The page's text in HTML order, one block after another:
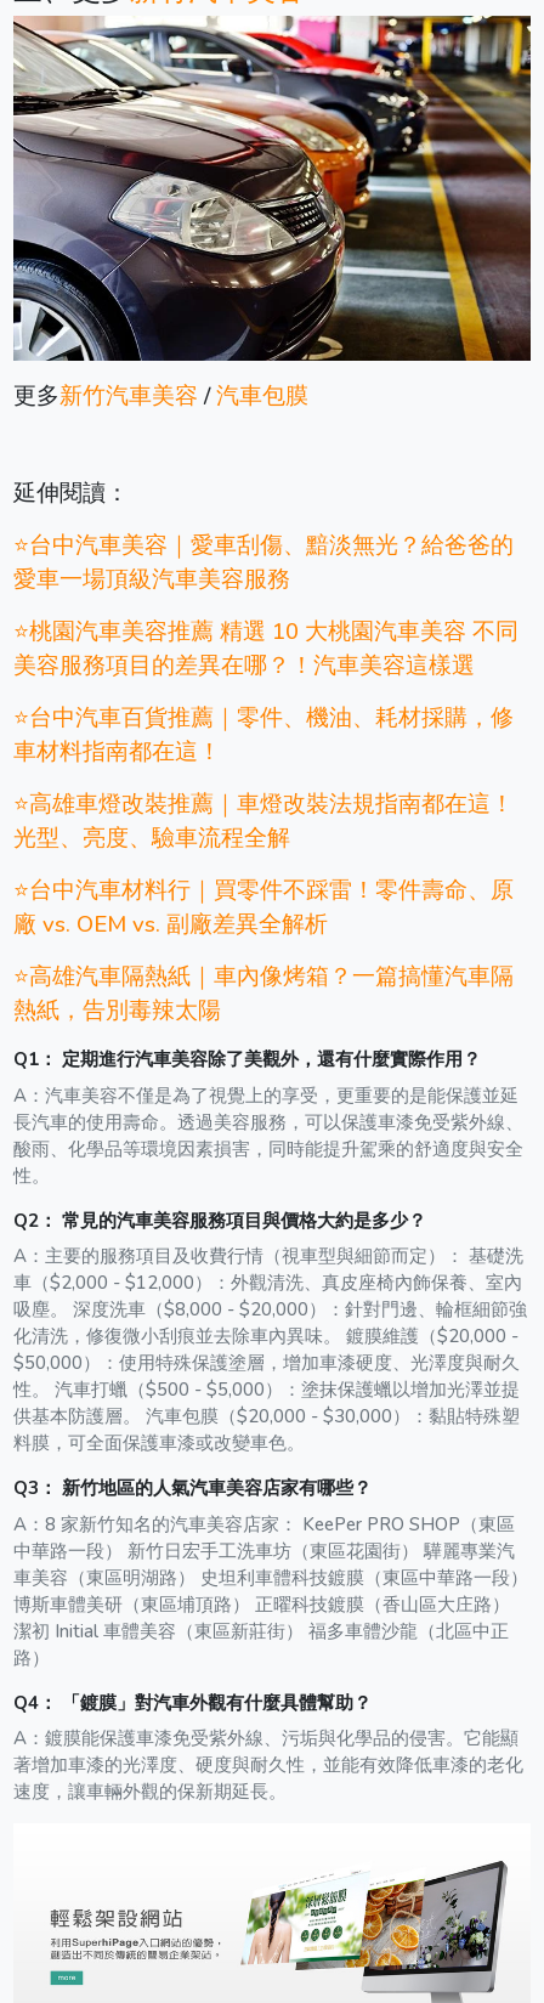
更多新竹汽車美容/汽車包膜
延伸閱讀：
⭐台中汽車美容｜愛車刮傷、黯淡無光？給爸爸的
愛車一場頂級汽車美容服務
⭐桃園汽車美容推薦 精選 10 大桃園汽車美容 不同
美容服務項目的差異在哪？！汽車美容這樣選
⭐台中汽車百貨推薦｜零件、機油、耗材採購，修
車材料指南都在這！
⭐高雄車燈改裝推薦｜車燈改裝法規指南都在這！
光型、亮度、驗車流程全解
⭐台中汽車材料行｜買零件不踩雷！零件壽命、原
廠 vs. OEM vs. 副廠差異全解析
⭐高雄汽車隔熱紙｜車內像烤箱？一篇搞懂汽車隔
熱紙，告別毒辣太陽
Q1 ：定期進行汽車美容除了美觀外，還有什麼實際作用？
A：汽車美容不僅是為了視覺上的享受，更重要的是能保護並延
長汽車的使用壽命。透過美容服務，可以保護車漆免受紫外線、
酸雨、化學品等環境因素損害，同時能提升駕乘的舒適度與安全
性。
Q2 ：常見的汽車美容服務項目與價格大約是多少？
A：主要的服務項目及收費行情（視車型與細節而定）： 基礎洗
車（$2,000 - $12,000）：外觀清洗、真皮座椅內飾保養、室內
吸塵。 深度洗車（$8,000 - $20,000）：針對門邊、輪框細節強
化清洗，修復微小刮痕並去除車內異味。 鍍膜維護（$20,000 -
$50,000）：使用特殊保護塗層，增加車漆硬度、光澤度與耐久
性。 汽車打蠟（$500 - $5,000）：塗抹保護蠟以增加光澤並提
供基本防護層。 汽車包膜（$20,000 - $30,000）：黏貼特殊塑
料膜，可全面保護車漆或改變車色。
Q3 ：新竹地區的人氣汽車美容店家有哪些？
A：8 家新竹知名的汽車美容店家： KeePer PRO SHOP（東區
中華路一段） 新竹日宏手工洗車坊（東區花園街） 驊麗專業汽
車美容（東區明湖路） 史坦利車體科技鍍膜（東區中華路一段）
博斯車體美研（東區埔頂路） 正曜科技鍍膜（香山區大庄路）
潔初 Initial 車體美容（東區新莊街） 福多車體沙龍（北區中正
路）
Q4 ：
「鍍膜」對汽車外觀有什麼具體幫助？
A：鍍膜能保護車漆免受紫外線、污垢與化學品的侵害。它能顯
著增加車漆的光澤度、硬度與耐久性，並能有效降低車漆的老化
速度，讓車輛外觀的保新期延長。